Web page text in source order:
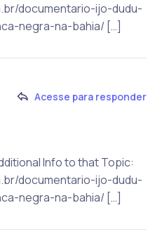
documentario-ijo-dudu-
negra-na-bahia/ […]
Acesse para responder
Info to that Topic:
documentario-ijo-dudu-
negra-na-bahia/ […]